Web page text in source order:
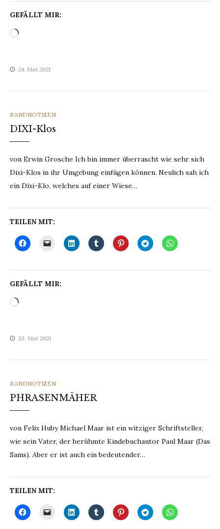
GEFÄLLT MIR:
Wird
24. Mai 2021
CATEGORIES
RANDNOTIZEN
DIXI-Klos
von Erwin Grosche Ich bin immer überrascht wie sehr sich
Dixi-Klos in ihr Umgebung einfügen können. Neulich sah ich
ein Dixi-Klo, welches auf einer Wiese…
TEILEN MIT:
GEFÄLLT MIR:
Wird
23. Mai 2021
CATEGORIES
RANDNOTIZEN
PHRASENMÄHER
von Felix Huby Michael Maar ist ein witziger Schriftsteller,
wie sein Vater, der berühmte Kindebuchautor Paul Maar (Das
Sams). Aber er ist auch ein bedeutender…
TEILEN MIT: